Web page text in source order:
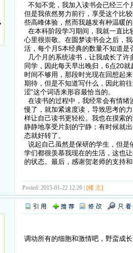
不知不觉，我加入读书会已经三
但是我依然努力前行，享受这个比
些高峰体验，然而我越发有种温暖
在本科阶段学习期间，我就一直
心里很崇敬。在圆梦读书会之后，
活，每个月5本经典的数量不知道
几个月的系统读书，让我成长了
同学，因此每天早出晚归，6点20
时间不够用，那段时光现在回想起
期待，但是不知道写什么，因此前
涩”这个词语来形容最恰当的。
在读书的过程中，我经常会有情
慢了，就加紧速度读，导致思考的
样让自己读书更轻松。我也在摸索
静静地享受片刻的宁静；有时候就
态就好转了。
说起自己虽然是保研的学生，但
学们都很羡慕我现在的生活，这也
的状态。最后，感谢贺老师的支持
Posted: 2015-01-22 12:26 | [楼 主]
调动所有的细胞和激情吧，野蛮成